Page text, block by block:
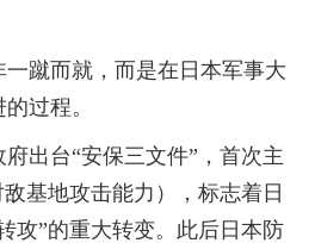
蹴而就，而是在日本军事大
过程。
府出台“安保三文件”，首次主
基地攻击能力），标志着日
攻”的重大转变。此后日本防